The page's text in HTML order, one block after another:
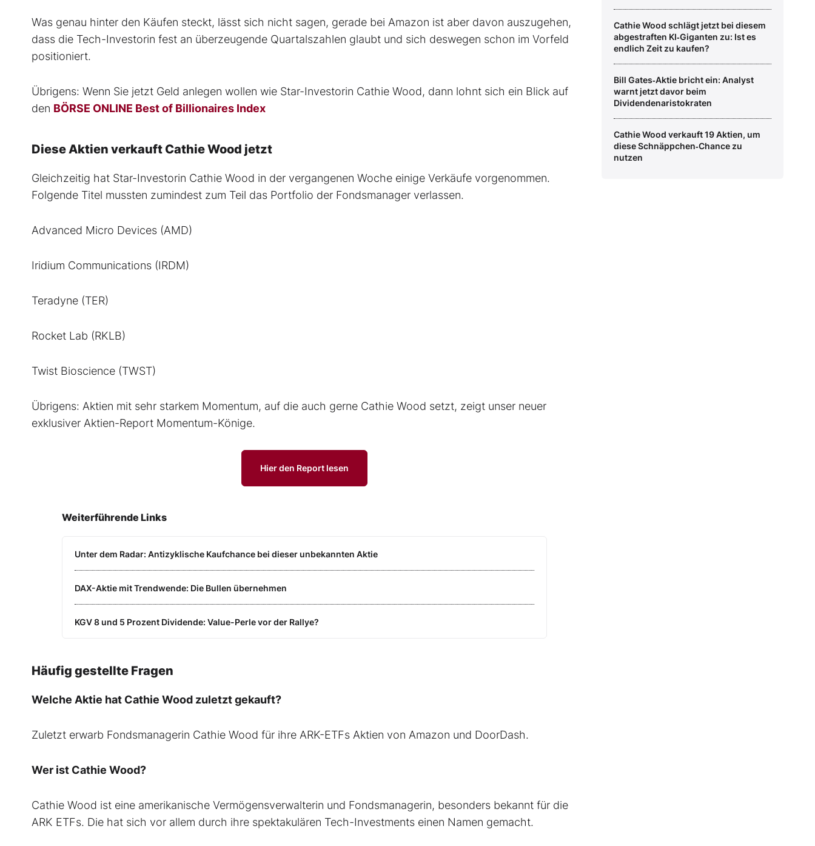
Was genau hinter den Käufen steckt, lässt sich nicht sagen, gerade bei Amazon ist aber davon auszugehen,
dass die Tech-Investorin fest an überzeugende Quartalszahlen glaubt und sich deswegen schon im Vorfeld
positioniert.
Übrigens: Wenn Sie jetzt Geld anlegen wollen wie Star-Investorin Cathie Wood, dann lohnt sich ein Blick auf
den BÖRSE ONLINE Best of Billionaires Index
Diese Aktien verkauft Cathie Wood jetzt
Gleichzeitig hat Star-Investorin Cathie Wood in der vergangenen Woche einige Verkäufe vorgenommen.
Folgende Titel mussten zumindest zum Teil das Portfolio der Fondsmanager verlassen.
Advanced Micro Devices (AMD)
Iridium Communications (IRDM)
Teradyne (TER)
Rocket Lab (RKLB)
Twist Bioscience (TWST)
Übrigens: Aktien mit sehr starkem Momentum, auf die auch gerne Cathie Wood setzt, zeigt unser neuer
exklusiver Aktien-Report Momentum-Könige.
Hier den Report lesen
Weiterführende Links
Unter dem Radar: Antizyklische Kaufchance bei dieser unbekannten Aktie
DAX-Aktie mit Trendwende: Die Bullen übernehmen
KGV 8 und 5 Prozent Dividende: Value-Perle vor der Rallye?
Häufig gestellte Fragen
Welche Aktie hat Cathie Wood zuletzt gekauft?
Zuletzt erwarb Fondsmanagerin Cathie Wood für ihre ARK-ETFs Aktien von Amazon und DoorDash.
Wer ist Cathie Wood?
Cathie Wood ist eine amerikanische Vermögensverwalterin und Fondsmanagerin, besonders bekannt für die
ARK ETFs. Die hat sich vor allem durch ihre spektakulären Tech-Investments einen Namen gemacht.
Cathie Wood schlägt jetzt bei diesem
abgestraften KI‑Giganten zu: Ist es
endlich Zeit zu kaufen?
Bill Gates‑Aktie bricht ein: Analyst
warnt jetzt davor beim
Dividendenaristokraten
Cathie Wood verkauft 19 Aktien, um
diese Schnäppchen‑Chance zu
nutzen